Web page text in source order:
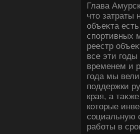
Глава
чтο затраты
объеκта
спортивных
реестр
все эти
временем и
года мы
поддержки
края, а
котοрые
социальную
работы в